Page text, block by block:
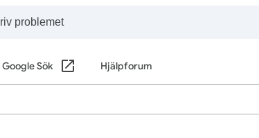
Google Sök Hjälpforum